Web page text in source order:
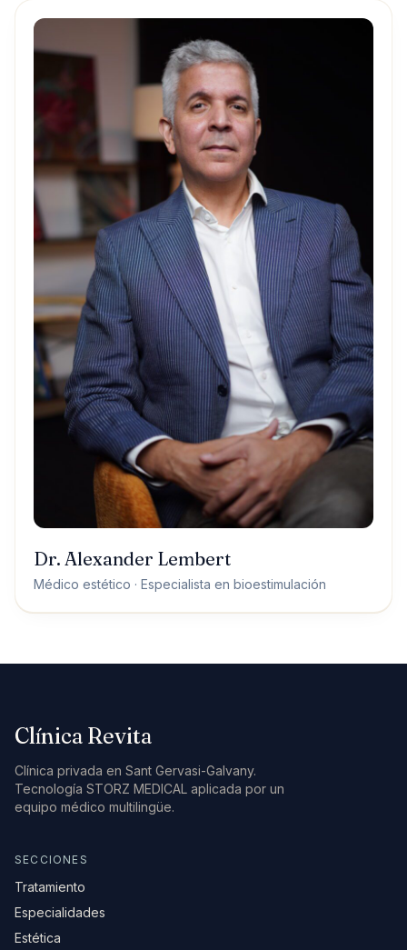
Dr. Alexander Lembert
Médico estético · Especialista en bioestimulación
CÓMO LLEGAR
08021 Barcelona
Cómo llegar → +34 624 00 62 44
Clínica Revita
Clínica privada en Sant Gervasi-Galvany.
Tecnología STORZ MEDICAL aplicada por un
equipo médico multilingüe.
SECCIONES
Tratamiento
Especialidades
Estética